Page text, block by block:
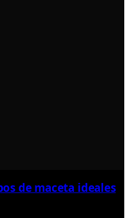
de maceta ideales